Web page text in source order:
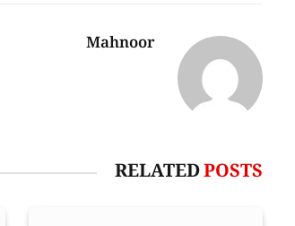
Mahnoor
RELATEDPOSTS